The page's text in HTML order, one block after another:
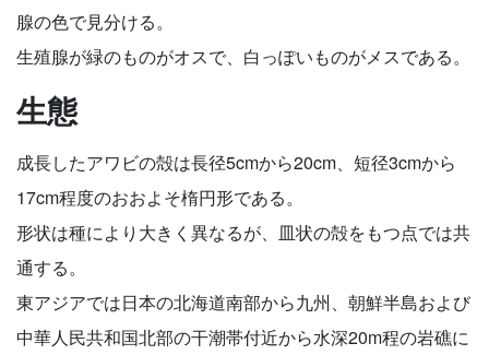
腺の色で見分ける。
生殖腺が緑のものがオスで、白っぽいものがメスである。
生態
成長したアワビの殻は長径5cmから20cm、短径3cmから
17cm程度のおおよそ楕円形である。
形状は種により大きく異なるが、皿状の殻をもつ点では共
通する。
東アジアでは日本の北海道南部から九州、朝鮮半島および
中華人民共和国北部の干潮帯付近から水深20m程の岩礁に